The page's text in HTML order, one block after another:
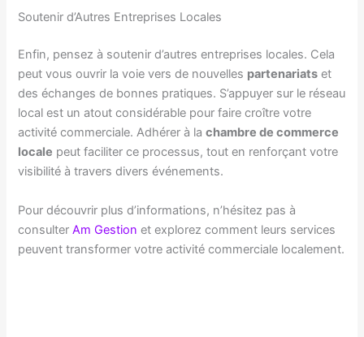
Soutenir d’Autres Entreprises Locales
Enfin, pensez à soutenir d’autres entreprises locales. Cela
peut vous ouvrir la voie vers de nouvelles partenariats et
des échanges de bonnes pratiques. S’appuyer sur le réseau
local est un atout considérable pour faire croître votre
activité commerciale. Adhérer à lachambre de commerce
locale peut faciliter ce processus, tout en renforçant votre
visibilité à travers divers événements.
Pour découvrir plus d’informations, n’hésitez pas à
consulterAm Gestion et explorez comment leurs services
peuvent transformer votre activité commerciale localement.